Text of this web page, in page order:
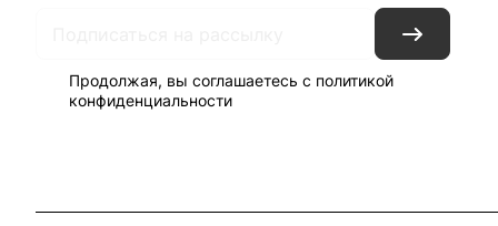
Продолжая, вы соглашаетесь с политикой
конфиденциальности